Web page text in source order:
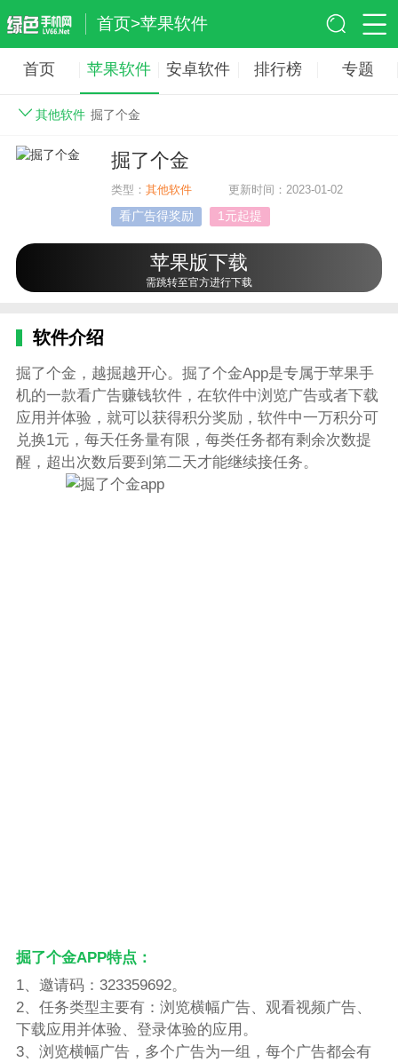
首页>苹果软件
首页 苹果软件 安卓软件 排行榜 专题
其他软件 掘了个金
掘了个金
类型：其他软件 更新时间：2023-01-02
看广告得奖励 1元起提
苹果版下载
需跳转至官方进行下载
软件介绍
掘了个金，越掘越开心。掘了个金App是专属于苹果手
机的一款看广告赚钱软件，在软件中浏览广告或者下载
应用并体验，就可以获得积分奖励，软件中一万积分可
兑换1元，每天任务量有限，每类任务都有剩余次数提
醒，超出次数后要到第二天才能继续接任务。
掘了个金APP特点：
1、邀请码：323359692。
2、任务类型主要有：浏览横幅广告、观看视频广告、
下载应用并体验、登录体验的应用。
3、浏览横幅广告，多个广告为一组，每个广告都会有